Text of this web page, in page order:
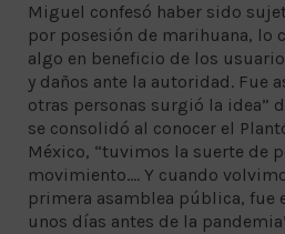
Miguel confesó haber sido
por posesión de marihuana, lo
algo en beneficio de los
y daños ante la autoridad. Fue
otras personas surgió la idea”
se consolidó al conocer el
México, “tuvimos la suerte de
movimiento…. Y cuando
primera asamblea pública, fue
unos días antes de la